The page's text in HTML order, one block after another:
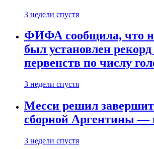
3 недели спустя
ФИФА сообщила, что
был установлен
первенств по числу
3 недели спустя
Месси решил
сборной Аргентины —
3 недели спустя